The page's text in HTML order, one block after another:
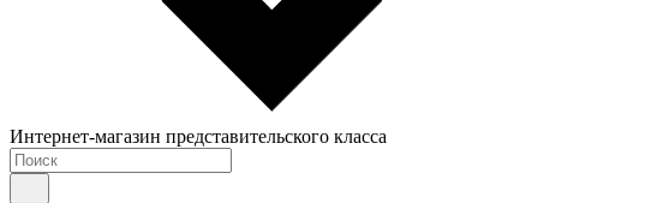
Интернет-магазин представительского класса